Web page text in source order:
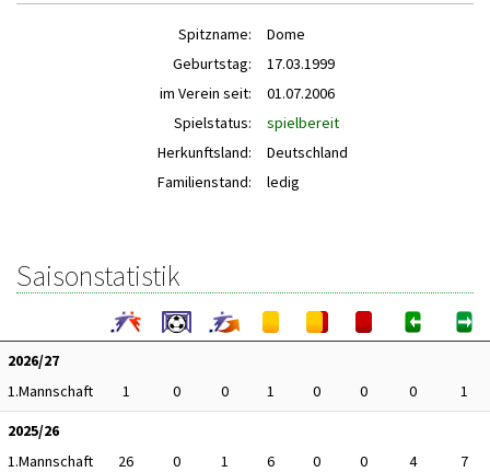
Spitzname:
Dome
Geburtstag:
17.03.1999
im Verein seit:
01.07.2006
Spielstatus:
spielbereit
Herkunftsland:
Deutschland
Familienstand:
ledig
Saisonstatistik
2026/27
1.Mannschaft
1 0 0 1 0 0 0
1
2025/26
1.Mannschaft
26 0 1 6 0 0 4
7